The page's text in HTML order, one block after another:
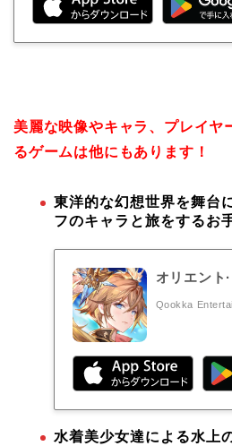
美麗な映像やキャラ、プレイヤ
るゲームは他にもあります！
東洋的な幻想世界を舞台
フのキャラと旅をするお
オリエント
Qookka
水着美少女達による水上